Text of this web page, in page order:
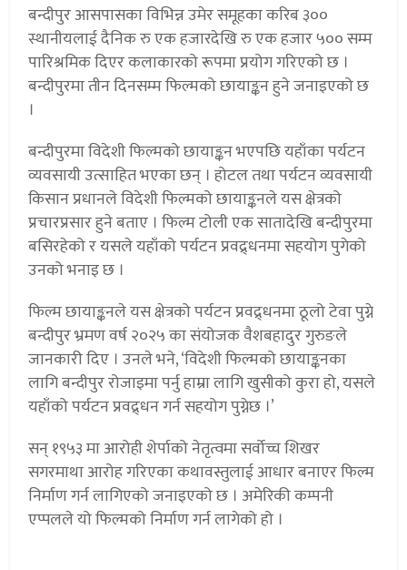
बन्दीपुर आसपासका विभिन्न उमेर समूहका करिब ३००
स्थानीयलाई दैनिक रु एक हजारदेखि रु एक हजार ५०० सम्म
पारिश्रमिक दिएर कलाकारको रूपमा प्रयोग गरिएको छ ।
बन्दीपुरमा तीन दिनसम्म फिल्मको छायाङ्कन हुने जनाइएको छ
।
बन्दीपुरमा विदेशी फिल्मको छायाङ्कन भएपछि यहाँका पर्यटन
व्यवसायी उत्साहित भएका छन् । होटल तथा पर्यटन व्यवसायी
किसान प्रधानले विदेशी फिल्मको छायाङ्कनले यस क्षेत्रको
प्रचारप्रसार हुने बताए । फिल्म टोली एक सातादेखि बन्दीपुरमा
बसिरहेको र यसले यहाँको पर्यटन प्रवद्र्धनमा सहयोग पुगेको
उनको भनाइ छ ।
फिल्म छायाङ्कनले यस क्षेत्रको पर्यटन प्रवद्र्धनमा ठूलो टेवा पुग्ने
बन्दीपुर भ्रमण वर्ष २०२५ का संयोजक वैशबहादुर गुरुङले
जानकारी दिए । उनले भने, ‘विदेशी फिल्मको छायाङ्कनका
लागि बन्दीपुर रोजाइमा पर्नु हाम्रा लागि खुसीको कुरा हो, यसले
यहाँको पर्यटन प्रवद्र्धन गर्न सहयोग पुग्नेछ ।’
सन् १९५३ मा आरोही शेर्पाको नेतृत्वमा सर्वोच्च शिखर
सगरमाथा आरोह गरिएका कथावस्तुलाई आधार बनाएर फिल्म
निर्माण गर्न लागिएको जनाइएको छ । अमेरिकी कम्पनी
एप्पलले यो फिल्मको निर्माण गर्न लागेको हो ।